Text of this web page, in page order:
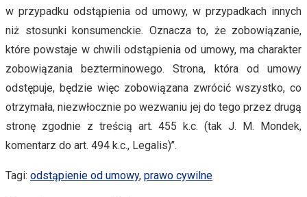
w przypadku odstąpienia od umowy, w przypadkach innych
niż stosunki konsumenckie. Oznacza to, że zobowiązanie,
które powstaje w chwili odstąpienia od umowy, ma charakter
zobowiązania bezterminowego. Strona, która od umowy
odstępuje, będzie więc zobowiązana zwrócić wszystko, co
otrzymała, niezwłocznie po wezwaniu jej do tego przez drugą
stronę zgodnie z treścią art. 455 k.c. (tak J. M. Mondek,
komentarz do art. 494 k.c., Legalis)’’.
Tagi: odstąpienie od umowy, prawo cywilne